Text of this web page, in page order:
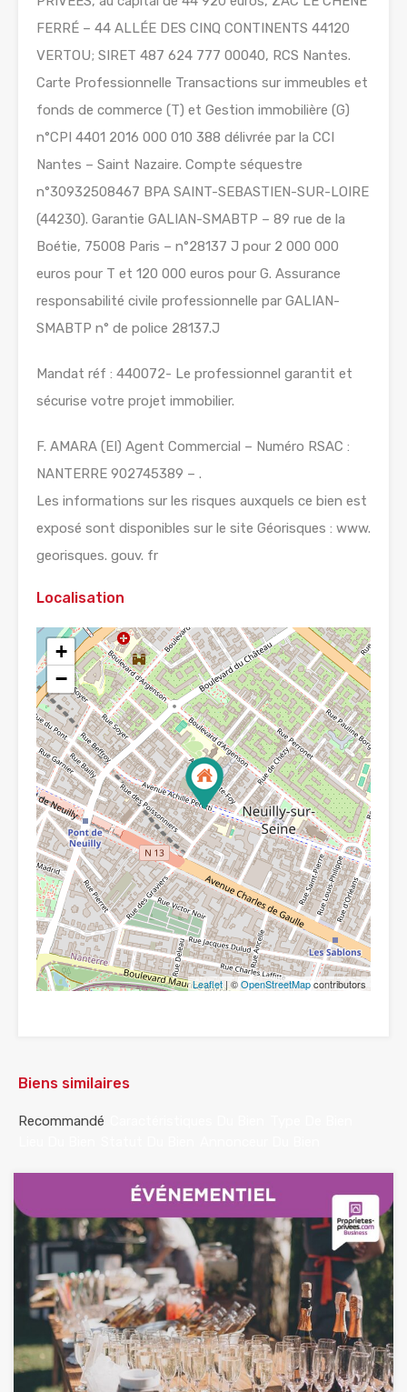
FERRÉ – 44 ALLÉE DES CINQ CONTINENTS 44120
VERTOU; SIRET 487 624 777 00040, RCS Nantes.
Carte Professionnelle Transactions sur immeubles et
fonds de commerce (T) et Gestion immobilière (G)
n°CPI 4401 2016 000 010 388 délivrée par la CCI
Nantes – Saint Nazaire. Compte séquestre
n°30932508467 BPA SAINT-SEBASTIEN-SUR-LOIRE
(44230). Garantie GALIAN-SMABTP – 89 rue de la
Boétie, 75008 Paris – n°28137 J pour 2 000 000
euros pour T et 120 000 euros pour G. Assurance
responsabilité civile professionnelle par GALIAN-
SMABTP n° de police 28137.J
Mandat réf : 440072- Le professionnel garantit et
sécurise votre projet immobilier.
F. AMARA (EI) Agent Commercial – Numéro RSAC :
NANTERRE 902745389 – .
Les informations sur les risques auxquels ce bien est
exposé sont disponibles sur le site Géorisques : www.
georisques. gouv. fr
Localisation
+
−
Leaflet| ©OpenStreetMapcontributors
Biens similaires
Recommandé